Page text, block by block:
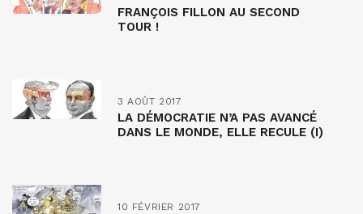
FRANÇOIS FILLON AU SECOND
TOUR !
3 AOÛT 2017
LA DÉMOCRATIE N’A PAS AVANCÉ
DANS LE MONDE, ELLE RECULE (I)
10 FÉVRIER 2017